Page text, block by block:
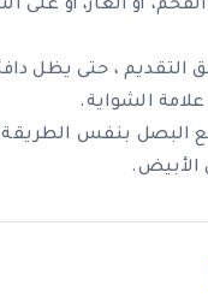
أو الغاز، أو على
التقديم ، حتى يظل
الشواية.
البصل بنفس
الأبيض.